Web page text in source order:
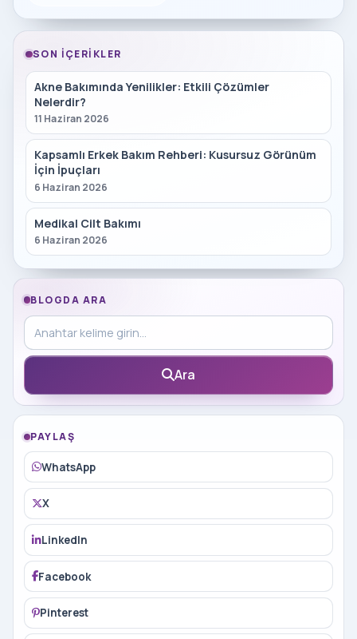
SON İÇERIKLER
Akne Bakımında Yenilikler: Etkili Çözümler
Nelerdir?
11 Haziran 2026
Kapsamlı Erkek Bakım Rehberi: Kusursuz Görünüm
İçin İpuçları
6 Haziran 2026
Medikal Cilt Bakımı
6 Haziran 2026
BLOGDA ARA
Blog içinde ara
Ara
PAYLAŞ
WhatsApp
X
LinkedIn
Facebook
Pinterest